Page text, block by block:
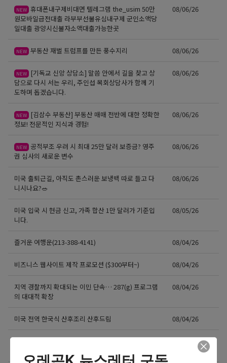
NEW 휴대폰내구제비대면 텔레그램 the_usim 50만
원모바일급전대출 라부부선불유심내구제 군인소액당
일대출 광양시신불자소액대출가능한곳
08/06/26
NEW 부동산 재벌 트럼프를 만든 풍수지리 08/06/26
NEW
[기독교 신앙 상담소] 말씀 안에서 길을 찾고 상
담으로 다시 서는 우리, 주인섭 목회상담사가 함께 기
도하며 돕겠습니다.
08/06/26
NEW
[김삼수 부동산] 부동산 매매 전반에 대한 정확한
정보! 전문적인 지식과 경험!
08/06/26
NEW 공적부조 우려 시 최대 25만 달러 보증금? 영주
권 심사의 새로운 변수
08/06/26
미국 출퇴근길, 아직도 촌스러운 보냉백 따로 들고 다
니시나요?🥗
08/06/26
미국 입국 시 현금 신고, 가족 합산 1만 달러가 기준입
니다.
08/05/26
즐거운 여행운(213-388-4141) 08/04/26
비즈니스 웹사이트 제작 프로모션 ($300부터~) 08/04/26
지역 경찰까지 확대되는 이민 단속… 287(g) 프로그램
의 대대적 확장
08/04/26
미국 전역 한국식 산후조리 산후드림 08/04/26
GPA 그대로, 토플 100점, AP 막막 — 원인은 하나입니
08/04/26